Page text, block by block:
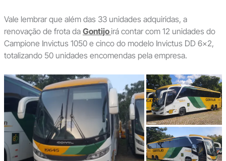
Vale lembrar que além das 33 unidades adquiridas, a
renovação de frota da Gontijoirá contar com 12 unidades do
Campione Invictus 1050 e cinco do modelo Invictus DD 6×2,
totalizando 50 unidades encomendas pela empresa.